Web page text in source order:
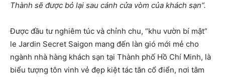
Thành sẽ được bỏ lại sau cánh cửa vòm của khách sạn”.
Được đầu tư nghiêm túc và chỉnh chu, “khu vườn bí mật”
le Jardin Secret Saigon mang đến làn gió mới mẻ cho
ngành nhà hàng khách sạn tại Thành phố Hồ Chí Minh, là
biểu tượng tôn vinh vẻ đẹp kiệt tác tân cổ điển, nơi tâm